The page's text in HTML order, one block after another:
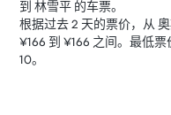
到 林雪平 的车票。
根据过去 2 天的票价，从
¥166 到 ¥166 之间。最低
10。